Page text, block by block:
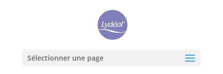
Sélectionner une page